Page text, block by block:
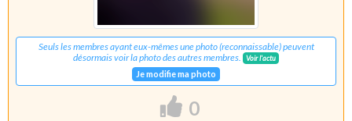
Seuls les membres ayant eux-mêmes une photo (reconnaissable) peuvent
désormais voir la photo des autres membres.
Voir l'actu
Je modifie ma photo
0